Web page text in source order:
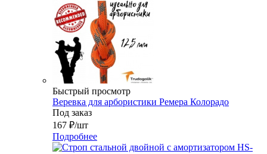
Быстрый просмотр
Веревка для арбористики Ремера Колорадо
Под заказ
167 ₽/шт
Подробнее